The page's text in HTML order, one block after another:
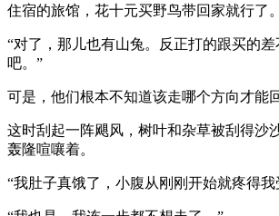
住宿的旅馆，花十元买野鸟带回家就行了
“对了，那儿也有山兔。反正打的跟买的
吧。”
可是，他们根本不知道该走哪个方向才能
这时刮起一阵飓风，树叶和杂草被刮得沙
轰隆喧嚷着。
“我肚子真饿了，小腹从刚刚开始就疼得我